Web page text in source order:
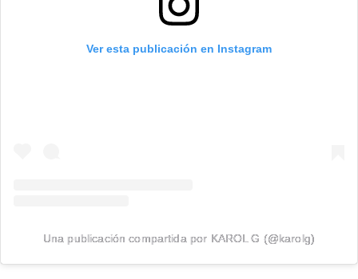
Ver esta publicación en Instagram
Una publicación compartida por KAROL G (@karolg)